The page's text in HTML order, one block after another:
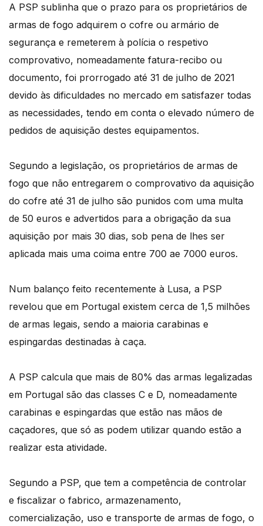
A PSP sublinha que o prazo para os proprietários de
armas de fogo adquirem o cofre ou armário de
segurança e remeterem à polícia o respetivo
comprovativo, nomeadamente fatura-recibo ou
documento, foi prorrogado até 31 de julho de 2021
devido às dificuldades no mercado em satisfazer todas
as necessidades, tendo em conta o elevado número de
pedidos de aquisição destes equipamentos.
Segundo a legislação, os proprietários de armas de
fogo que não entregarem o comprovativo da aquisição
do cofre até 31 de julho são punidos com uma multa
de 50 euros e advertidos para a obrigação da sua
aquisição por mais 30 dias, sob pena de lhes ser
aplicada mais uma coima entre 700 ae 7000 euros.
Num balanço feito recentemente à Lusa, a PSP
revelou que em Portugal existem cerca de 1,5 milhões
de armas legais, sendo a maioria carabinas e
espingardas destinadas à caça.
A PSP calcula que mais de 80% das armas legalizadas
em Portugal são das classes C e D, nomeadamente
carabinas e espingardas que estão nas mãos de
caçadores, que só as podem utilizar quando estão a
realizar esta atividade.
Segundo a PSP, que tem a competência de controlar
e fiscalizar o fabrico, armazenamento,
comercialização, uso e transporte de armas de fogo, o